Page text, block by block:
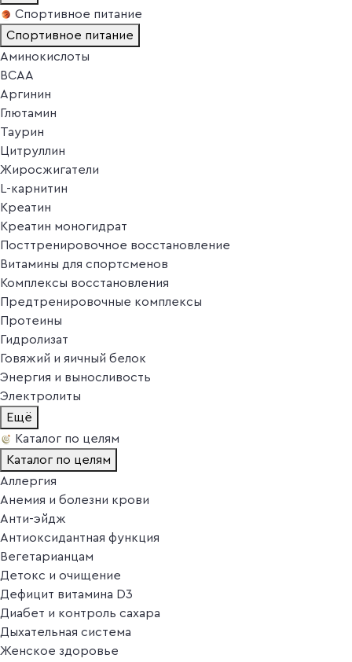
Спортивное питание
Спортивное питание
Аминокислоты
BCAA
Аргинин
Глютамин
Таурин
Цитруллин
Жиросжигатели
L-карнитин
Креатин
Креатин моногидрат
Посттренировочное восстановление
Витамины для спортсменов
Комплексы восстановления
Предтренировочные комплексы
Протеины
Гидролизат
Говяжий и яичный белок
Энергия и выносливость
Электролиты
Ещё
Каталог по целям
Каталог по целям
Аллергия
Анемия и болезни крови
Анти-эйдж
Антиоксидантная функция
Вегетарианцам
Детокс и очищение
Дефицит витамина D3
Диабет и контроль сахара
Дыхательная система
Женское здоровье